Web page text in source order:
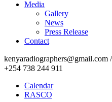
Media
Gallery
News
Press Release
Contact
+254 738 244 911
Calendar
RASCO